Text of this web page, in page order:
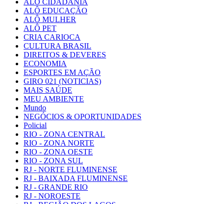
ALÔ CIDADANIA
ALÔ EDUCAÇÃO
ALÔ MULHER
ALÔ PET
CRIA CARIOCA
CULTURA BRASIL
DIREITOS & DEVERES
ECONOMIA
ESPORTES EM AÇÃO
GIRO 021 (NOTICIAS)
MAIS SAÚDE
MEU AMBIENTE
Mundo
NEGÓCIOS & OPORTUNIDADES
Policial
RIO - ZONA CENTRAL
RIO - ZONA NORTE
RIO - ZONA OESTE
RIO - ZONA SUL
RJ - NORTE FLUMINENSE
RJ - BAIXADA FLUMINENSE
RJ - GRANDE RIO
RJ - NOROESTE